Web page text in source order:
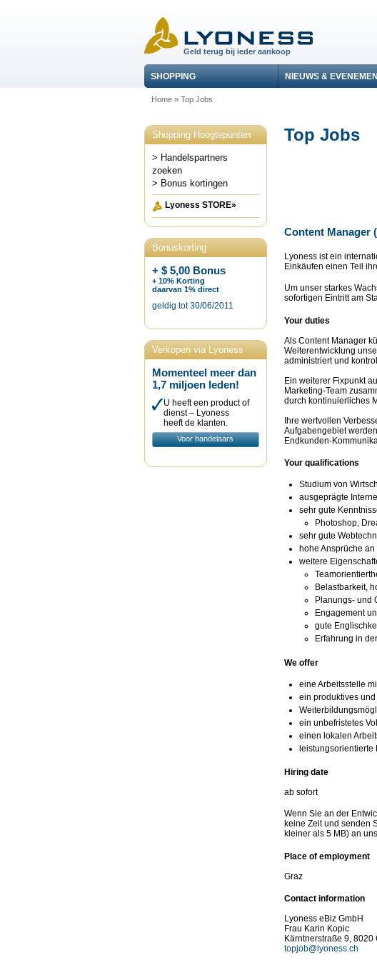
Geld terug bij ieder aankoop
SHOPPING NIEUWS &
Home» Top Jobs
Shopping Hoogtepunten
> Handelspartners
zoeken
> Bonus kortingen
Lyoness STORE»
Bonuskorting
+ $ 5,00 Bonus
+ 10% Korting
daarvan 1% direct
geldig tot 30/06/2011
Verkopen via Lyoness
Momenteel meer dan
1,7 miljoen leden!
U heeft een product of
dienst – Lyoness
heeft de klanten.
Voor handelaars
Top Jobs
Content Manager
Lyoness ist ein
Einkäufen einen Teil
Um unser starkes
sofortigen Eintritt am
Your duties
Als Content Manager
Weiterentwicklung
administriert und
Ein weiterer Fixpunkt
Marketing-Team
durch kontinuierliches
Ihre wertvollen
Aufgabengebiet
Endkunden-
Your qualifications
Studium von
ausgeprägte
sehr gute
Photoshop,
sehr gute
hohe Ansprüche
weitere
Belastbarkeit,
Planungs- und
Engagement
gute
Erfahrung in
We offer
eine Arbeitsstelle
ein produktives
ein unbefristetes
einen lokalen
leistungsorientierte
Hiring date
ab sofort
Wenn Sie an der
keine Zeit und senden
kleiner als 5 MB) an
Place of employment
Graz
Contact information
Lyoness eBiz GmbH
Frau Karin Kopic
Kärntnerstraße 9, 8020
topjob@lyoness.ch